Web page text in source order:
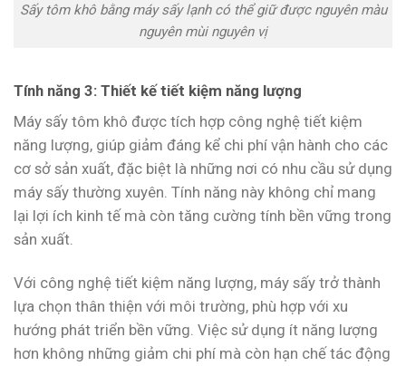
Sấy tôm khô bằng máy sấy lạnh có thể giữ được nguyên màu
nguyên mùi nguyên vị
Tính năng 3: Thiết kế tiết kiệm năng lượng
Máy sấy tôm khô được tích hợp công nghệ tiết kiệm
năng lượng, giúp giảm đáng kể chi phí vận hành cho các
cơ sở sản xuất, đặc biệt là những nơi có nhu cầu sử dụng
máy sấy thường xuyên. Tính năng này không chỉ mang
lại lợi ích kinh tế mà còn tăng cường tính bền vững trong
sản xuất.
Với công nghệ tiết kiệm năng lượng, máy sấy trở thành
lựa chọn thân thiện với môi trường, phù hợp với xu
hướng phát triển bền vững. Việc sử dụng ít năng lượng
hơn không những giảm chi phí mà còn hạn chế tác động